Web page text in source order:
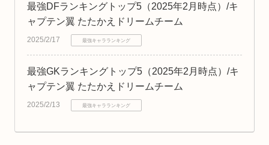
最強DFランキングトップ5（2025年2月時点）/キ
ャプテン翼 たたかえドリームチーム
2025/2/17 最強キャラランキング
最強GKランキングトップ5（2025年2月時点）/キ
ャプテン翼 たたかえドリームチーム
2025/2/13 最強キャラランキング